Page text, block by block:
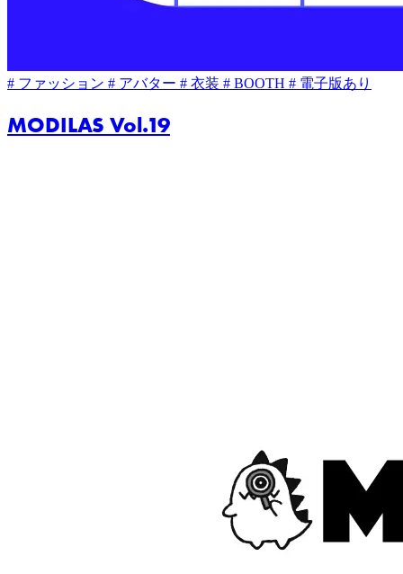
# ファッション # アバター # 衣装 # BOOTH # 電子版あり
MODILAS Vol.19